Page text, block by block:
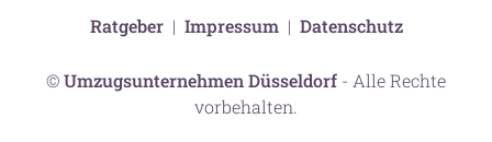
©Umzugsunternehmen Düsseldorf - Alle Rechte
vorbehalten.
Ratgeber| Impressum| Datenschutz